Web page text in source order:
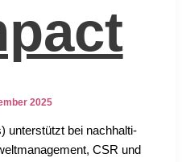
2025
unter­stützt bei nach­hal­ti­
CSR und